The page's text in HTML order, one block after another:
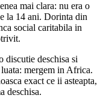
mai clara: nu era o
la 14 ani. Dorinta din
social caritabila in
deschisa si
mergem in Africa.
exact ce ii asteapta,
deschisa.